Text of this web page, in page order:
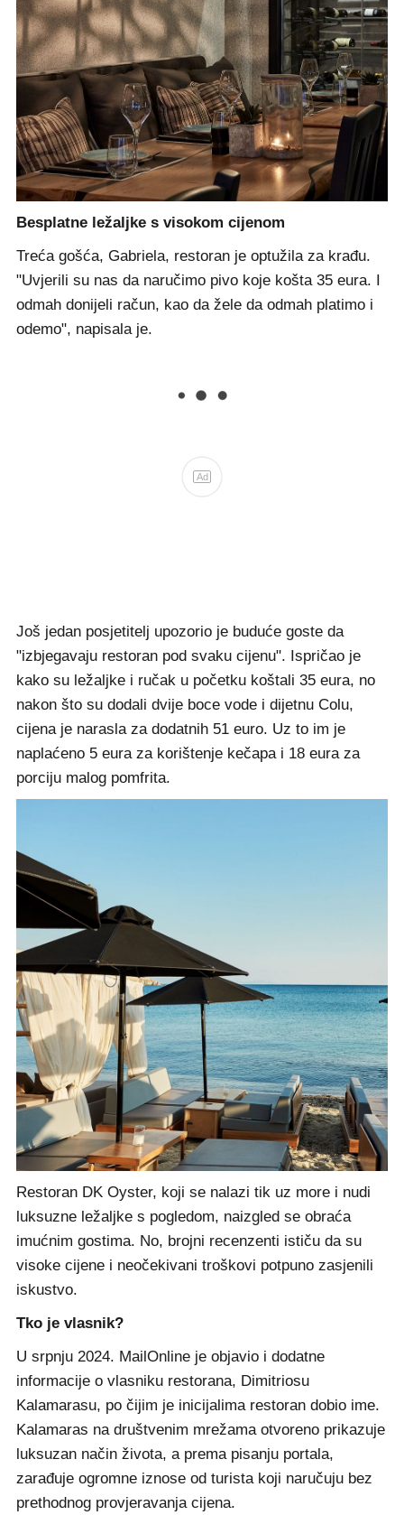
Besplatne ležaljke s visokom cijenom
Treća gošća, Gabriela, restoran je optužila za krađu.
"Uvjerili su nas da naručimo pivo koje košta 35 eura. I
odmah donijeli račun, kao da žele da odmah platimo i
odemo", napisala je.
Ad
Još jedan posjetitelj upozorio je buduće goste da
"izbjegavaju restoran pod svaku cijenu". Ispričao je
kako su ležaljke i ručak u početku koštali 35 eura, no
nakon što su dodali dvije boce vode i dijetnu Colu,
cijena je narasla za dodatnih 51 euro. Uz to im je
naplaćeno 5 eura za korištenje kečapa i 18 eura za
porciju malog pomfrita.
Restoran DK Oyster, koji se nalazi tik uz more i nudi
luksuzne ležaljke s pogledom, naizgled se obraća
imućnim gostima. No, brojni recenzenti ističu da su
visoke cijene i neočekivani troškovi potpuno zasjenili
iskustvo.
Tko je vlasnik?
U srpnju 2024. MailOnline je objavio i dodatne
informacije o vlasniku restorana, Dimitriosu
Kalamarasu, po čijim je inicijalima restoran dobio ime.
Kalamaras na društvenim mrežama otvoreno prikazuje
luksuzan način života, a prema pisanju portala,
zarađuje ogromne iznose od turista koji naručuju bez
prethodnog provjeravanja cijena.